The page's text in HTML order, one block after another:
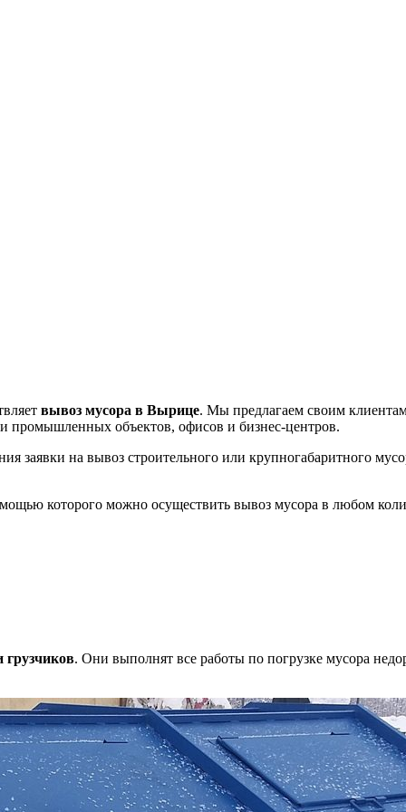
вывоз мусора в Вырице. Мы предлагаем своим
промышленных объектов, офисов и бизнес-центров.
заявки на вывоз строительного или крупногабаритного
которого можно осуществить вывоз мусора в любом
грузчиков. Они выполнят все работы по погрузке мусора